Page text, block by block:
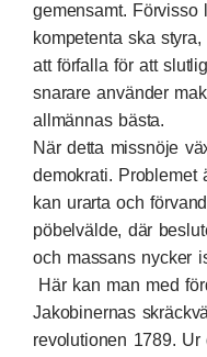
gemensamt. Förvisso
kompetenta ska
att förfalla för att
snarare använder
allmännas bästa.
När detta missnöje
demokrati. Problemet
kan urarta och
pöbelvälde, där
och massans nycker
Här kan man med
Jakobinernas
revolutionen 1789.